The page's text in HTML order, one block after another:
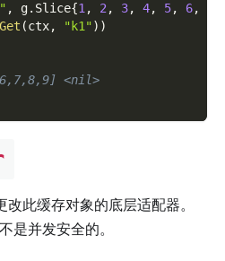
, g. Slice{1, 2, 3, 4, 5, 6,
Get (ctx, "k1") )
<nil>
改此缓存对象的底层适配器。
是并发安全的。